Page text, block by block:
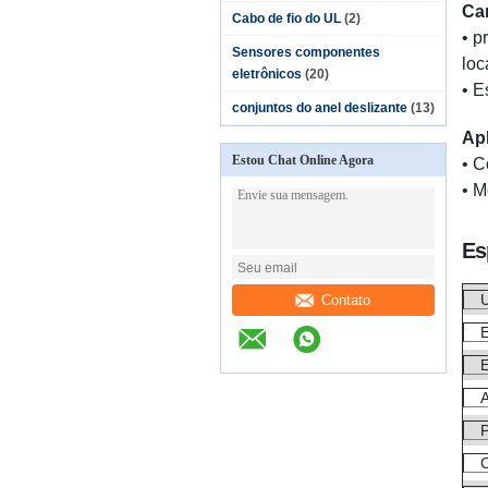
Cabo de fio do UL (2)
Sensores componentes
eletrônicos (20)
conjuntos do anel deslizante (13)
Estou Chat Online Agora
Contato
•
•
•
•